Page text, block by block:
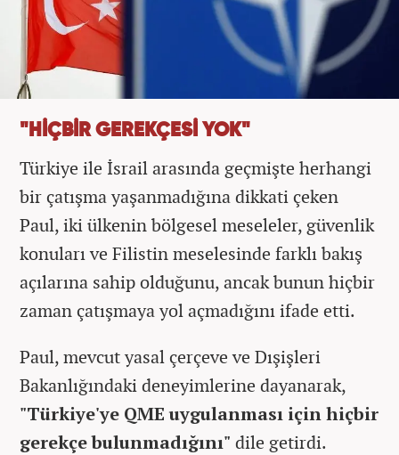
"HİÇBİR GEREKÇESİ YOK"
Türkiye ile İsrail arasında geçmişte herhangi
bir çatışma yaşanmadığına dikkati çeken
Paul, iki ülkenin bölgesel meseleler, güvenlik
konuları ve Filistin meselesinde farklı bakış
açılarına sahip olduğunu, ancak bunun hiçbir
zaman çatışmaya yol açmadığını ifade etti.
Paul, mevcut yasal çerçeve ve Dışişleri
Bakanlığındaki deneyimlerine dayanarak,
"Türkiye'ye QME uygulanması için hiçbir
gerekçe bulunmadığını" dile getirdi.